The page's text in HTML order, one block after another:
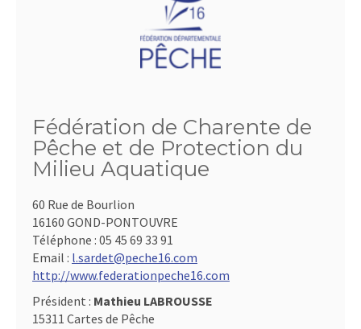
Fédération de Charente de
Pêche et de Protection du
Milieu Aquatique
60 Rue de Bourlion
16160 GOND-PONTOUVRE
Téléphone : 05 45 69 33 91
Email : l.sardet@peche16.com
http://www.federationpeche16.com
Président : Mathieu LABROUSSE
15311 Cartes de Pêche